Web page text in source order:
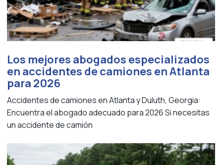
Los mejores abogados especializados
en accidentes de camiones en Atlanta
para 2026
Accidentes de camiones en Atlanta y Duluth, Georgia:
Encuentra el abogado adecuado para 2026 Si necesitas
un accidente de camión